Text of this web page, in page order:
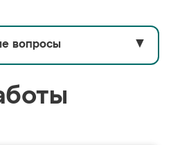
вопросы ▼